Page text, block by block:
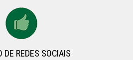
DE REDES SOCIAIS